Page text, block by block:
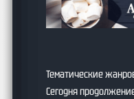
Тематические
Сегодня